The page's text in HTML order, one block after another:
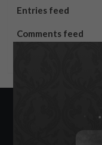
Entries feed
Comments feed